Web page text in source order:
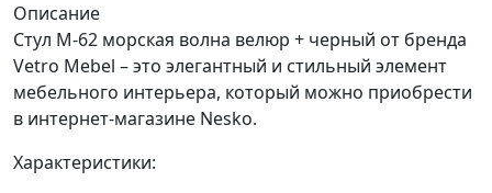
Описание
Стул M-62 морская волна велюр + черный от бренда
Vetro Mebel – это элегантный и стильный элемент
мебельного интерьера, который можно приобрести
в интернет-магазине Nesko.
Характеристики: